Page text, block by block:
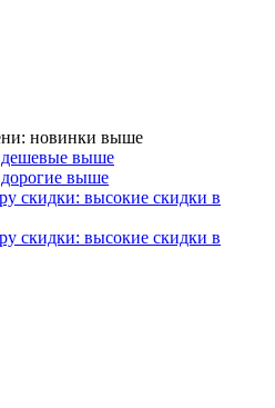
новинки выше
дешевые выше
выше
скидки: высокие скидки в
скидки: высокие скидки в